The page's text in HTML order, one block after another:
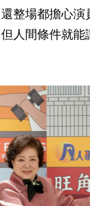
整場都擔心演
人間條件就能